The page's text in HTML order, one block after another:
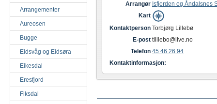
Arrangementer
Aureosen
Bugge
Eidsvåg og Eidsøra
Eikesdal
Eresfjord
Fiksdal
Arrangør Isfjorden og Åndalsnes
Kart
Kontaktperson Torbjørg Lillebø
E-post tlillebo@live.no
Telefon 45 46 26 94
Kontaktinformasjon: